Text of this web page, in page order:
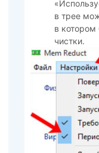
в трее
в котором
чистки.